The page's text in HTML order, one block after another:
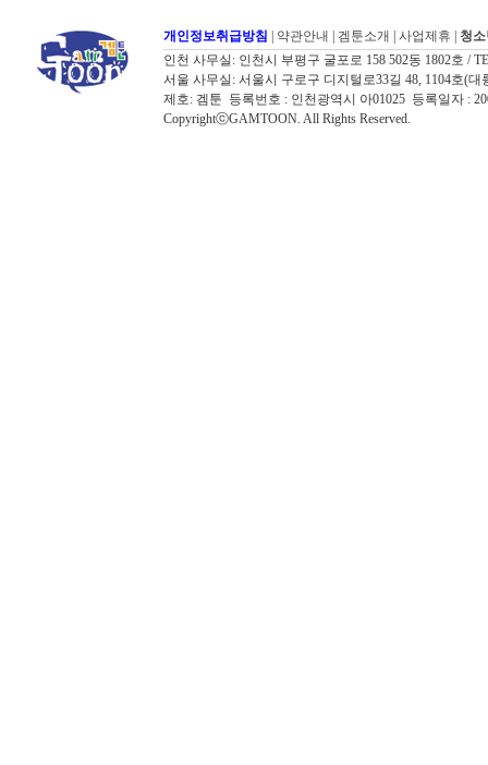
개인정보취급방침 약관안내 겜툰소개 사업제휴
청
인천 사무실: 인천시 부평구 굴포로 158 502동 1802호 /
서울 사무실: 서울시 구로구 디지털로33길 48, 1104호(대
제호: 겜툰 등록번호 : 인천광역시 아01025 등록일자 :
CopyrightⓒGAMTOON. All Rights Reserved.